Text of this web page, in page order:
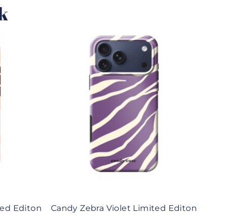
Editon
Candy Zebra Violet Limited Editon